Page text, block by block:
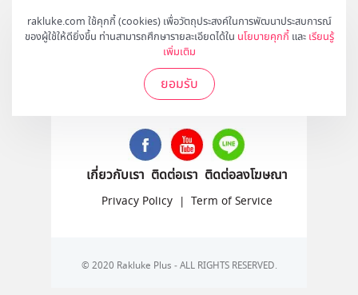
rakluke.com ใช้คุกกี้ (cookies) เพื่อวัตถุประสงค์ในการพัฒนาประสบการณ์
ของผู้ใช้ให้ดียิ่งขึ้น ท่านสามารถศึกษารายละเอียดได้ใน นโยบายคุกกี้ และ เรียนรู้
เพิ่มเติม
ยอมรับ
สมัคร
ติดตามเราได้ที่
เกี่ยวกับเรา ติดต่อเรา ติดต่อลงโฆษณา
Privacy Policy | Term of Service
© 2020 Rakluke Plus - ALL RIGHTS RESERVED.